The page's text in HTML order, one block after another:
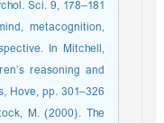
Sci. 9, 178–181.
metacognition,
In Mitchell,
reasoning and
Hove, pp. 301–326.
M. (2000). The